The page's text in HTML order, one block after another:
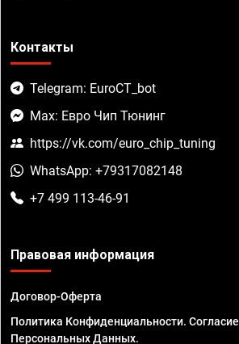
Контакты
Telegram: EuroCT_bot
Max: Евро Чип Тюнинг
https://vk.com/euro_chip_tuning
WhatsApp: +79317082148
+7 499 113-46-91
Правовая информация
Договор-Оферта
Политика Конфиденциальности.
Персональных Данных.